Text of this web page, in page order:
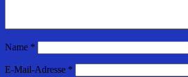
Name *
E-Mail-Adresse *